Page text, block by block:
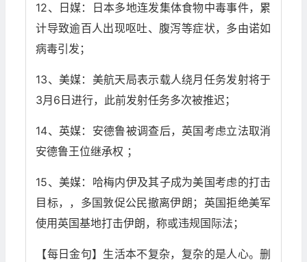
12、日媒：日本多地连发集体食物中毒事件，累
计导致逾百人出现呕吐、腹泻等症状，多由诺如
病毒引发；
13、美媒：美航天局表示载人绕月任务发射将于
3月6日进行，此前发射任务多次被推迟；
14、英媒：安德鲁被调查后，英国考虑立法取消
安德鲁王位继承权 ；
15、美媒：哈梅内伊及其子成为美国考虑的打击
目标，，多国敦促公民撤离伊朗；英国拒绝美军
使用英国基地打击伊朗，称或违规国际法；
【每日金句】生活本不复杂，复杂的是人心。删